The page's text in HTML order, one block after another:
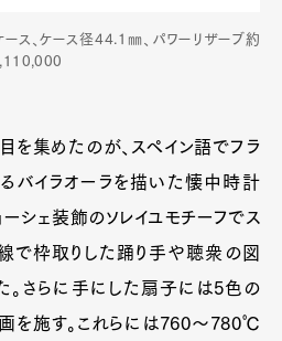
ス、ケース径44.1㎜、パワーリザーブ約
を集めたのが、スペイン語でフラ
バイラオーラを描いた懐中時計
ーシェ装飾のソレイユモチーフでス
線で枠取りした踊り手や聴衆の図
さらに手にした扇子には5色の
を施す。これらには760〜780℃